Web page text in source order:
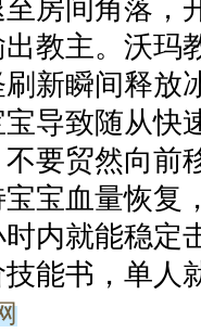
房间角落，
教主。沃玛
新瞬间释放
导致随从快
要贸然向前
宝血量恢复
内就能稳定
能书，单人